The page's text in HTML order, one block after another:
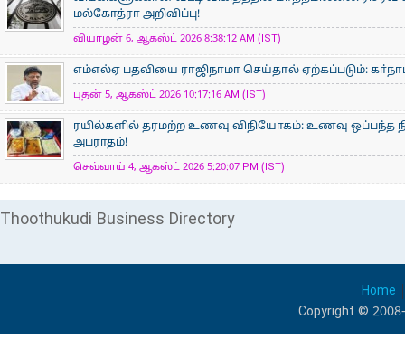
மல்கோத்ரா அறிவிப்பு!
வியாழன் 6, ஆகஸ்ட் 2026 8:38:12 AM (IST)
எம்எல்ஏ பதவியை ராஜிநாமா செய்தால் ஏற்கப்படும்:
புதன் 5, ஆகஸ்ட் 2026 10:17:16 AM (IST)
ரயில்களில் தரமற்ற உணவு விநியோகம்: உணவு ஒப்பந்த
அபராதம்!
செவ்வாய் 4, ஆகஸ்ட் 2026 5:20:07 PM (IST)
Thoothukudi Business Directory
Home
Copyright ©